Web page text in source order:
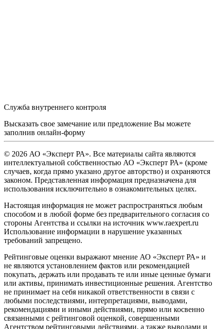
Служба внутреннего контроля
Высказать свое замечание или предложение Вы можете
заполнив онлайн-форму
© 2026 АО «Эксперт РА». Все материалы сайта являются
интеллектуальной собственностью АО «Эксперт РА» (кроме
случаев, когда прямо указано другое авторство) и охраняются
законом. Представленная информация предназначена для
использования исключительно в ознакомительных целях.
Настоящая информация не может распространяться любым
способом и в любой форме без предварительного согласия со
стороны Агентства и ссылки на источник www.raexpert.ru
Использование информации в нарушение указанных
требований запрещено.
Рейтинговые оценки выражают мнение АО «Эксперт РА» и
не являются установлением фактов или рекомендацией
покупать, держать или продавать те или иные ценные бумаги
или активы, принимать инвестиционные решения. Агентство
не принимает на себя никакой ответственности в связи с
любыми последствиями, интерпретациями, выводами,
рекомендациями и иными действиями, прямо или косвенно
связанными с рейтинговой оценкой, совершенными
Агентством рейтинговыми действиями, а также выводами и